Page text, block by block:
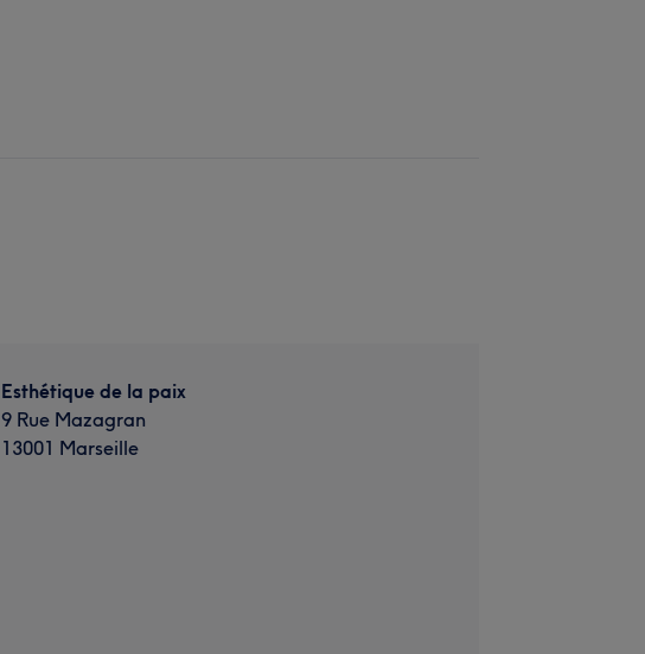
Esthétique de la paix
9 Rue Mazagran
13001 Marseille